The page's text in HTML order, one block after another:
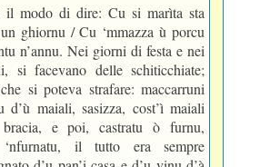
il modo di dire: Cu si marìta sta
ghiornu / Cu ‘mmazza ù porcu
n’annu. Nei giorni di festa e nei
si facevano delle schiticchiate;
si poteva strafare: maccarruni
d’ù maiali, sasizza, cost’ì maiali
e poi, castratu ò furnu,
‘nfurnatu, il tutto era sempre